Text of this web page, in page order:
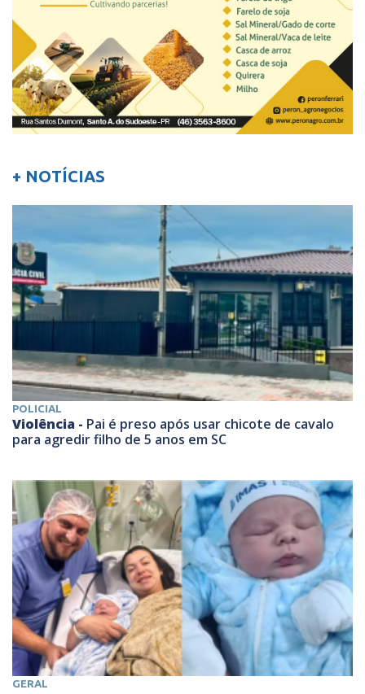
+ NOTÍCIAS
POLICIAL
Violência - Pai é preso após usar chicote de cavalo
para agredir filho de 5 anos em SC
GERAL